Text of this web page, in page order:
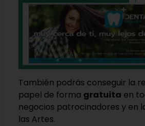
También podrás conseguir la
papel de forma gratuita en
negocios patrocinadores y en
las Artes.